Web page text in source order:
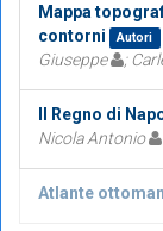
Mappa
contorni
Autori
Giuseppe
;
Il Regno di
Nicola Antonio
Atlante